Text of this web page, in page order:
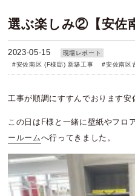
選ぶ楽しみ②【安佐
2023-05-15
現場レポート
#安佐南区 (F様邸) 新築工事 #安佐南区
工事が順調にすすんでおります安
この日はF様と一緒に壁紙やフロ
ールームへ行ってきました。